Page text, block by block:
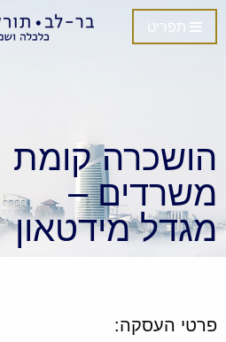
הושכרה קומת
משרדים –
מגדל מידטאון
פרטי העסקה: